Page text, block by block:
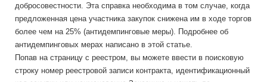
добросовестности. Эта справка необходима в том случае, когда
предложенная цена участника закупок снижена им в ходе торгов
более чем на 25% (антидемпинговые меры). Подробнее об
антидемпинговых мерах написано в этой статье.
Попав на страницу с реестром, вы можете ввести в поисковую
строку номер реестровой записи контракта, идентификационный